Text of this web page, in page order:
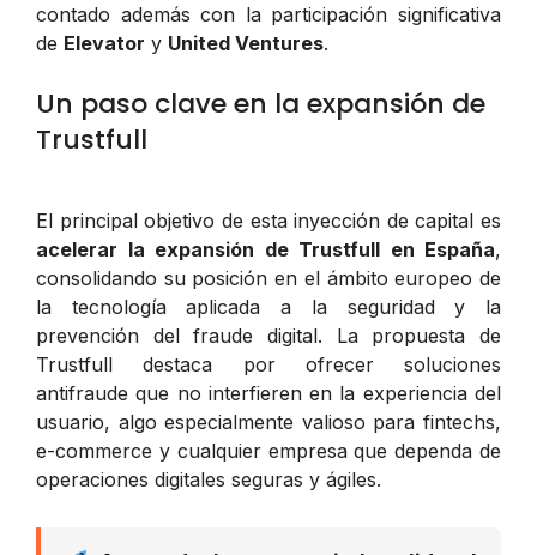
contado además con la participación significativa
de Elevator y United Ventures.
Un paso clave en la expansión de
Trustfull
El principal objetivo de esta inyección de capital es
acelerar la expansión de Trustfull en España,
consolidando su posición en el ámbito europeo de
la tecnología aplicada a la seguridad y la
prevención del fraude digital. La propuesta de
Trustfull destaca por ofrecer soluciones
antifraude que no interfieren en la experiencia del
usuario, algo especialmente valioso para fintechs,
e-commerce y cualquier empresa que dependa de
operaciones digitales seguras y ágiles.